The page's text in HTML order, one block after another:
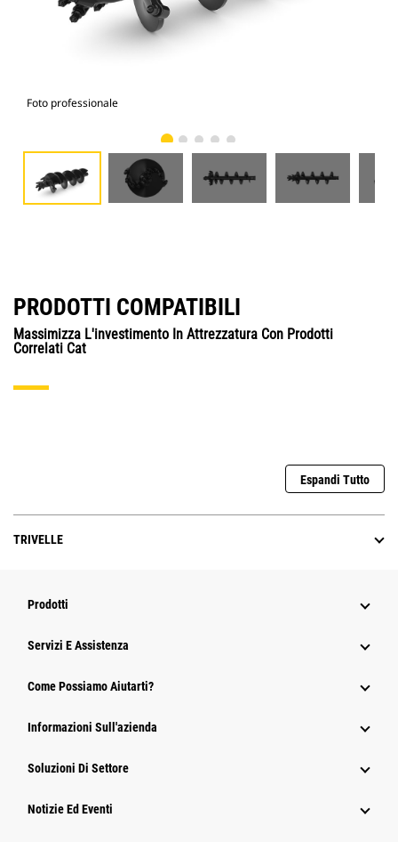
Foto professionale
PRODOTTI COMPATIBILI
Massimizza L'investimento In Attrezzatura Con Prodotti
Correlati Cat
Espandi Tutto
TRIVELLE
Prodotti
Servizi E Assistenza
Come Possiamo Aiutarti?
Informazioni Sull'azienda
Soluzioni Di Settore
Notizie Ed Eventi